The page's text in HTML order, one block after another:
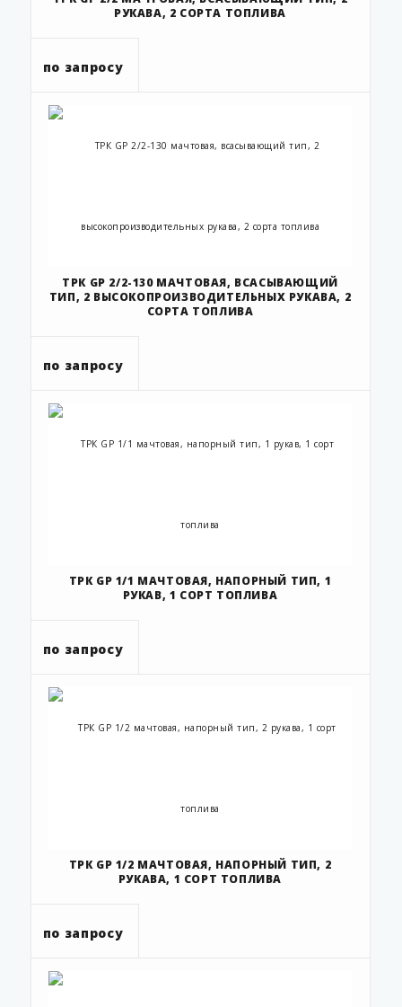
РУКАВА, 2 СОРТА ТОПЛИВА
по запросу
ТРК GP 2/2-130 МАЧТОВАЯ, ВСАСЫВАЮЩИЙ
ТИП, 2 ВЫСОКОПРОИЗВОДИТЕЛЬНЫХ РУКАВА, 2
СОРТА ТОПЛИВА
по запросу
ТРК GP 1/1 МАЧТОВАЯ, НАПОРНЫЙ ТИП, 1
РУКАВ, 1 СОРТ ТОПЛИВА
по запросу
ТРК GP 1/2 МАЧТОВАЯ, НАПОРНЫЙ ТИП, 2
РУКАВА, 1 СОРТ ТОПЛИВА
по запросу